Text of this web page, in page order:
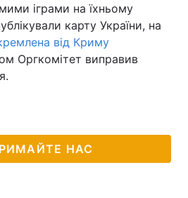
іграми на їхньому
карту України, на
від Криму
Оргкомітет виправив
НАС